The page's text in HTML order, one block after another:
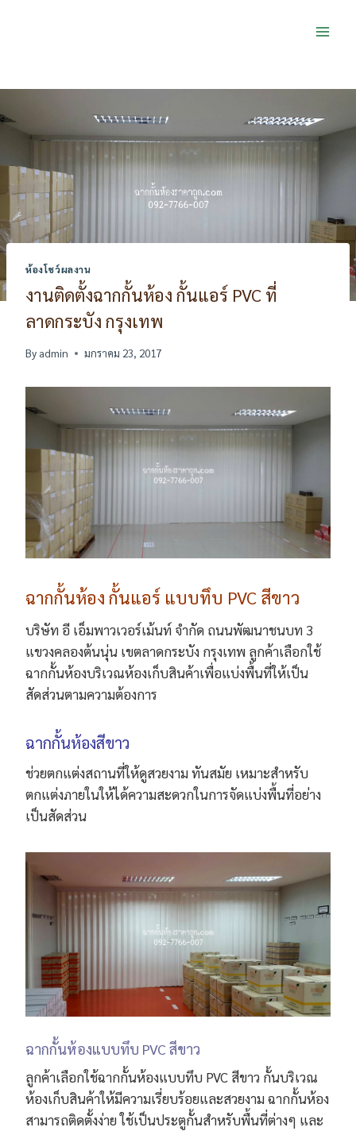
ห้องโชว์ผลงาน
งานติดตั้งฉากกั้นห้อง กั้นแอร์ PVC ที่
ลาดกระบัง กรุงเทพ
By admin มกราคม 23, 2017
ฉากกั้นห้อง กั้นแอร์ แบบทึบ PVC สีขาว
บริษัท อี เอ็มพาวเวอร์เม้นท์ จำกัด ถนนพัฒนาชนบท 3
แขวงคลองต้นนุ่น เขตลาดกระบัง กรุงเทพ ลูกค้าเลือกใช้
ฉากกั้นห้องบริเวณห้องเก็บสินค้าเพื่อแบ่งพื้นที่ให้เป็น
สัดส่วนตามความต้องการ
ฉากกั้นห้องสีขาว
ช่วยตกแต่งสถานที่ให้ดูสวยงาม ทันสมัย เหมาะสำหรับ
ตกแต่งภายในให้ได้ความสะดวกในการจัดแบ่งพื้นที่อย่าง
เป็นสัดส่วน
ฉากกั้นห้องแบบทึบ PVC สีขาว
ลูกค้าเลือกใช้ฉากกั้นห้องแบบทึบ PVC สีขาว กั้นบริเวณ
ห้องเก็บสินค้าให้มีความเรี่ยบร้อยและสวยงาม ฉากกั้นห้อง
สามารถติดตั้งง่าย ใช้เป็นประตูกั้นสำหรับพื้นที่ต่างๆ และ